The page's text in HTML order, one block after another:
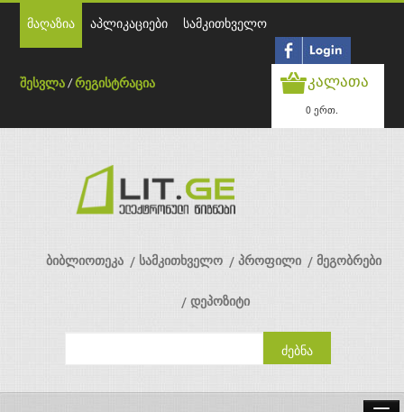
მაღაზია აპლიკაციები სამკითხველო
შესვლა /რეგისტრაცია კალათა
0 ერთ.
ბიბლიოთეკა სამკითხველო პროფილი მეგობრები
დეპოზიტი